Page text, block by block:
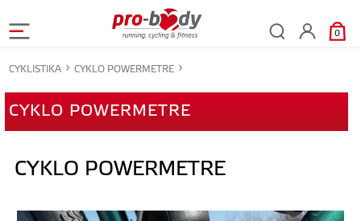
0
CYKLO POWERMETRE
CYKLISTIKA CYKLO POWERMETRE
CYKLO POWERMETRE